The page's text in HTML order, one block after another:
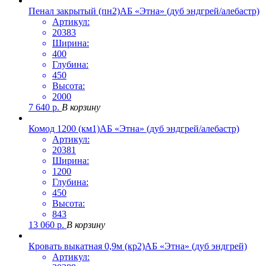
Пенал закрытый (пн2)АБ «Этна» (дуб эндгрей/алебастр)
Артикул:
20383
Ширина:
400
Глубина:
450
Высота:
2000
7 640 р. В корзину
Комод 1200 (км1)АБ «Этна» (дуб эндгрей/алебастр)
Артикул:
20381
Ширина:
1200
Глубина:
450
Высота:
843
13 060 р. В корзину
Кровать выкатная 0,9м (кр2)АБ «Этна» (дуб эндгрей)
Артикул: